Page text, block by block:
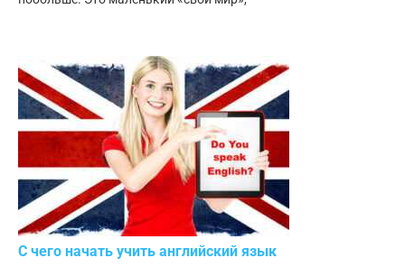
С чего начать учить английский язык